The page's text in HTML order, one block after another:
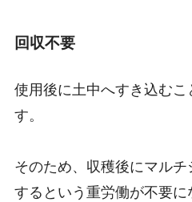
回収不要
使用後に土中へすき込むこ
す。
そのため、収穫後にマル
するという重労働が不要